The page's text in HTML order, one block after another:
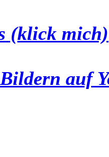
(klick mich)
auf